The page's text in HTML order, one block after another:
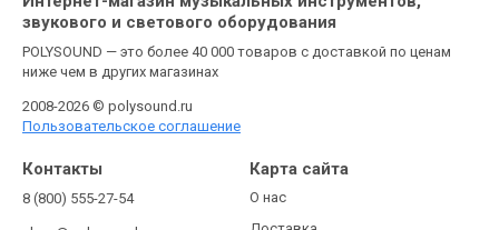
звукового и светового оборудования
POLYSOUND — это более 40 000 товаров с доставкой по ценам
ниже чем в других магазинах
2008-2026 © polysound.ru
Пользовательское соглашение
Контакты
8 (800) 555-27-54
Карта сайта
О нас